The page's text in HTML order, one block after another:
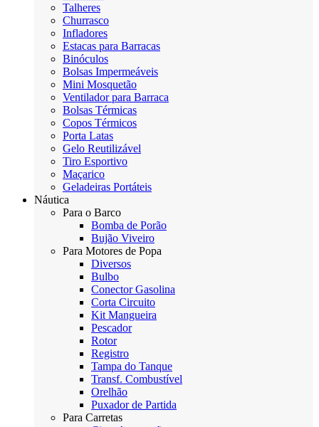
Talheres
Churrasco
Infladores
Estacas para Barracas
Binóculos
Bolsas Impermeáveis
Mini Mosquetão
Ventilador para Barraca
Bolsas Térmicas
Copos Térmicos
Porta Latas
Gelo Reutilizável
Tiro Esportivo
Maçarico
Geladeiras Portáteis
Náutica
Para o Barco
Bomba de Porão
Bujão Viveiro
Para Motores de Popa
Diversos
Bulbo
Conector Gasolina
Corta Circuito
Kit Mangueira
Pescador
Rotor
Registro
Tampa do Tanque
Transf. Combustível
Orelhão
Puxador de Partida
Para Carretas